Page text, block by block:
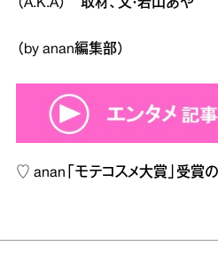
（A.K.A） 取材、文・若山あや
（by anan編集部）
♡ anan「モテコスメ大賞」受賞